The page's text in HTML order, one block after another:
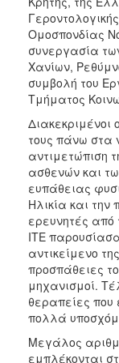
Ομοσπονδίας
συνεργασία
Χανίων,
συμβολή του
Τμήματος
Διακεκριμένοι
τους πάνω στα
αντιμετώπιση
ασθενών και
ευπάθειας
Ηλικία και
ερευνητές από
ΙΤΕ
αντικείμενο
προσπάθειες
μηχανισμοί.
θεραπείες που
πολλά
Μεγάλος
εμπλέκονται